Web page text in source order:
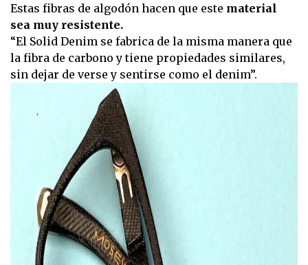
Estas fibras de algodón hacen que este material
sea muy resistente.
“El Solid Denim se fabrica de la misma manera que
la fibra de carbono y tiene propiedades similares,
sin dejar de verse y sentirse como el denim”.